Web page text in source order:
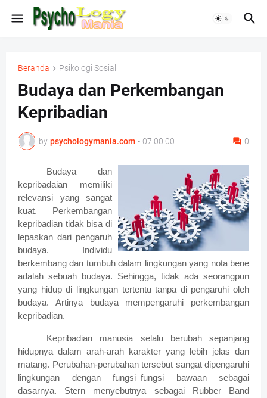
Beranda Psikologi Sosial
Budaya dan Perkembangan
Kepribadian
by psychologymania.com - 07.00.00 0
Budaya dan
kepribadaian memiliki
relevansi yang sangat
kuat. Perkembangan
kepribadian tidak bisa di
lepaskan dari pengaruh
budaya. Individu
berkembang dan tumbuh dalam lingkungan yang nota bene
adalah sebuah budaya. Sehingga, tidak ada seorangpun
yang hidup di lingkungan tertentu tanpa di pengaruhi oleh
budaya. Artinya budaya mempengaruhi perkembangan
kepribadian.
Kepribadian manusia selalu berubah sepanjang
hidupnya dalam arah-arah karakter yang lebih jelas dan
matang. Perubahan-perubahan tersebut sangat dipengaruhi
lingkungan dengan fungsi–fungsi bawaan sebagai
dasarnya. Stern menyebutnya sebagai Rubber Band